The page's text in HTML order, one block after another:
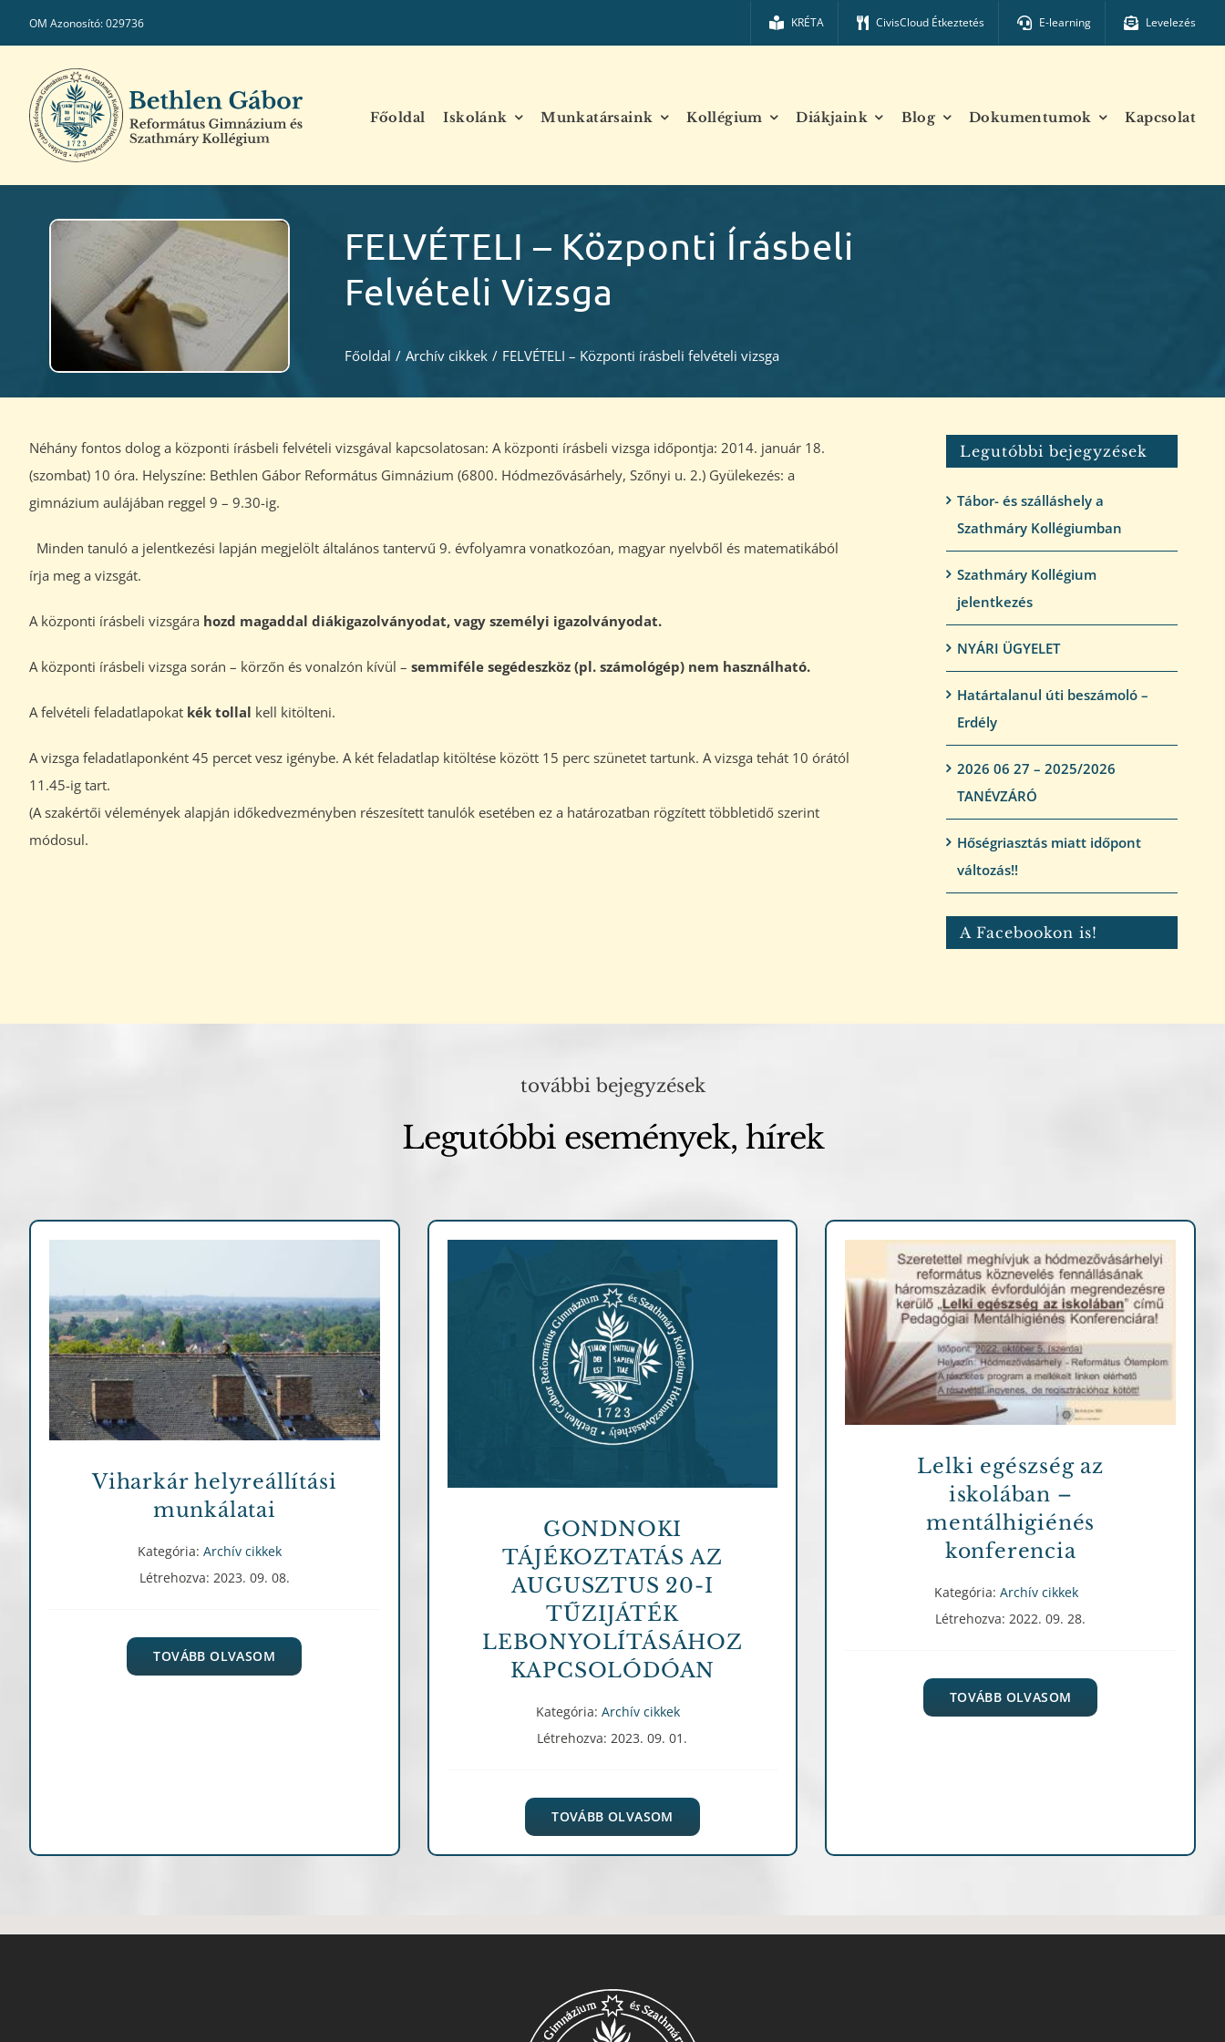
OM Azonosító: 029736 KRÉTA CivisCloud Étkeztetés E-learning Levelezés
Főoldal Iskolánk Munkatársaink Kollégium Diákjaink Blog Dokumentumok Kapcsolat
FELVÉTELI – Központi Írásbeli
Felvételi Vizsga
Főoldal / Archív cikkek / FELVÉTELI – Központi írásbeli felvételi vizsga
Néhány fontos dolog a központi írásbeli felvételi vizsgával kapcsolatosan: A központi írásbeli vizsga időpontja: 2014. január 18.
(szombat) 10 óra. Helyszíne: Bethlen Gábor Református Gimnázium (6800. Hódmezővásárhely, Szőnyi u. 2.) Gyülekezés: a
gimnázium aulájában reggel 9 – 9.30-ig.
Minden tanuló a jelentkezési lapján megjelölt általános tantervű 9. évfolyamra vonatkozóan, magyar nyelvből és matematikából
írja meg a vizsgát.
A központi írásbeli vizsgára hozd magaddal diákigazolványodat, vagy személyi igazolványodat.
A központi írásbeli vizsga során – körzőn és vonalzón kívül – semmiféle segédeszköz (pl. számológép) nem használható.
A felvételi feladatlapokat kék tollal kell kitölteni.
A vizsga feladatlaponként 45 percet vesz igénybe. A két feladatlap kitöltése között 15 perc szünetet tartunk. A vizsga tehát 10 órától
11.45-ig tart.
(A szakértői vélemények alapján időkedvezményben részesített tanulók esetében ez a határozatban rögzített többletidő szerint
módosul.
Legutóbbi bejegyzések
Tábor- és szálláshely a
Szathmáry Kollégiumban
Szathmáry Kollégium
jelentkezés
NYÁRI ÜGYELET
Határtalanul úti beszámoló –
Erdély
2026 06 27 – 2025/2026
TANÉVZÁRÓ
Hőségriasztás miatt időpont
változás!!
A Facebookon is!
további bejegyzések
Legutóbbi események, hírek
Archív cikkek
Viharkár helyreállítási
munkálatai
Kategória:Archív cikkek
Létrehozva: 2023. 09. 08.
TOVÁBB OLVASOM
Archív cikkek
GONDNOKI
TÁJÉKOZTATÁS AZ
AUGUSZTUS 20-I
TŰZIJÁTÉK
LEBONYOLÍTÁSÁHOZ
KAPCSOLÓDÓAN
Kategória: Archív cikkek
Létrehozva: 2023. 09. 01.
TOVÁBB OLVASOM
Archív cikkek
Lelki egészség az
iskolában –
mentálhigiénés
konferencia
Kategória: Archív cikkek
Létrehozva: 2022. 09. 28.
TOVÁBB OLVASOM